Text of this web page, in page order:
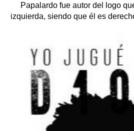
Papalardo fue autor del logo
izquierda, siendo que él es